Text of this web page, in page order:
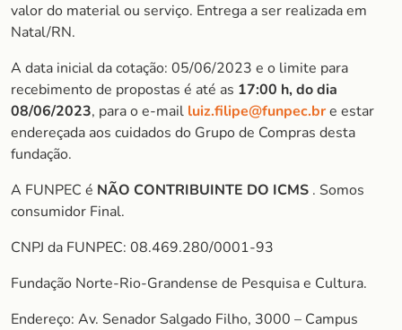
valor do material ou serviço. Entrega a ser realizada em
Natal/RN.
A data inicial da cotação: 05/06/2023 e o limite para
recebimento de propostas é até as 17:00 h, do dia
08/06/2023, para o e-mail luiz.filipe@funpec.bre estar
endereçada aos cuidados do Grupo de Compras desta
fundação.
A FUNPEC é NÃO CONTRIBUINTE DO ICMS . Somos
consumidor Final.
CNPJ da FUNPEC: 08.469.280/0001-93
Fundação Norte-Rio-Grandense de Pesquisa e Cultura.
Endereço: Av. Senador Salgado Filho, 3000 – Campus